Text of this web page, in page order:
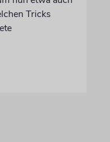
Tricks